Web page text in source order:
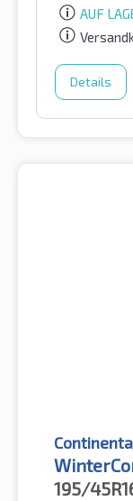
AUF
Details
195/